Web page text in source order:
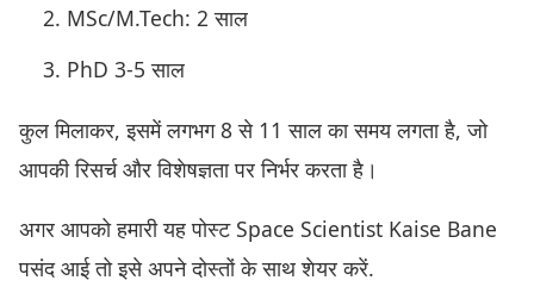
MSc/M.Tech: 2 साल
PhD 3-5 साल
कुल मिलाकर, इसमें लगभग 8 से 11 साल का समय लगता है, जो
आपकी रिसर्च और विशेषज्ञता पर निर्भर करता है।
अगर आपको हमारी यह पोस्ट Space Scientist Kaise Bane
पसंद आई तो इसे अपने दोस्तों के साथ शेयर करें.